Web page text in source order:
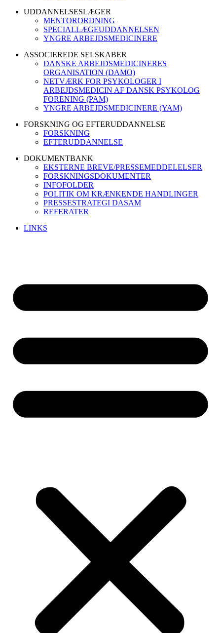
UDDANNELSESLÆGER
MENTORORDNING
SPECIALLÆGEUDDANNELSEN
YNGRE ARBEJDSMEDICINERE
ASSOCIEREDE SELSKABER
DANSKE ARBEJDSMEDICINERES
ORGANISATION (DAMO)
NETVÆRK FOR PSYKOLOGER I
ARBEJDSMEDICIN AF DANSK PSYKOLOG
FORENING (PAM)
YNGRE ARBEJDSMEDICINERE (YAM)
FORSKNING OG EFTERUDDANNELSE
FORSKNING
EFTERUDDANNELSE
DOKUMENTBANK
EKSTERNE BREVE/PRESSEMEDDELELSER
FORSKNINGSDOKUMENTER
INFOFOLDER
POLITIK OM KRÆNKENDE HANDLINGER
PRESSESTRATEGI DASAM
REFERATER
LINKS